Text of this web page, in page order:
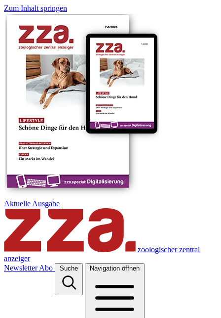
Zum Inhalt springen
Aktuelle Ausgabe
zoologischer zentral
anzeiger
Newsletter Abo Suche Navigation öffnen